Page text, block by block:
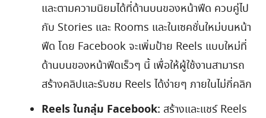
และตามความนิยมได้ที่ด้านบนของหน้าฟีด ควบคู่ไป
กับ Stories และ Rooms และในเซคชั่นใหม่บนหน้า
ฟีด โดย Facebook จะเพิ่มป้าย Reels แบบใหม่ที่
ด้านบนของหน้าฟีดเร็วๆ นี้ เพื่อให้ผู้ใช้งานสามารถ
สร้างคลิปและรับชม Reels ได้ง่ายๆ ภายในไม่กี่คลิก
Reels ในกลุ่ม Facebook: สร้างและแชร์ Reels